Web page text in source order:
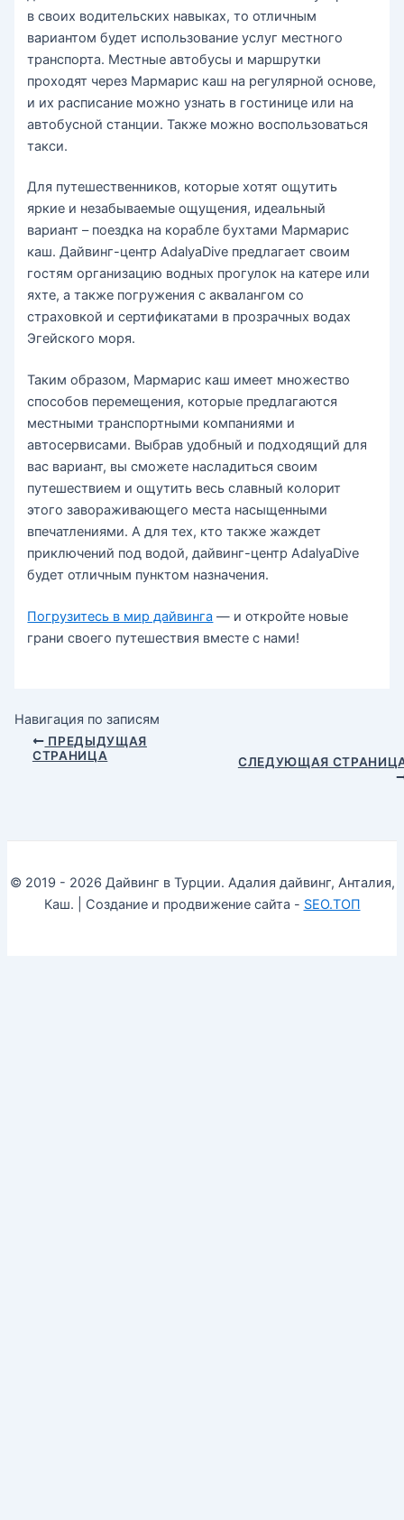
в своих водительских навыках, то отличным
вариантом будет использование услуг местного
транспорта. Местные автобусы и маршрутки
проходят через Мармарис каш на регулярной основе,
и их расписание можно узнать в гостинице или на
автобусной станции. Также можно воспользоваться
такси.
Для путешественников, которые хотят ощутить
яркие и незабываемые ощущения, идеальный
вариант – поездка на корабле бухтами Мармарис
каш. Дайвинг-центр AdalyaDive предлагает своим
гостям организацию водных прогулок на катере или
яхте, а также погружения с аквалангом со
страховкой и сертификатами в прозрачных водах
Эгейского моря.
Таким образом, Мармарис каш имеет множество
способов перемещения, которые предлагаются
местными транспортными компаниями и
автосервисами. Выбрав удобный и подходящий для
вас вариант, вы сможете насладиться своим
путешествием и ощутить весь славный колорит
этого завораживающего места насыщенными
впечатлениями. А для тех, кто также жаждет
приключений под водой, дайвинг-центр AdalyaDive
будет отличным пунктом назначения.
Погрузитесь в мир дайвинга — и откройте новые
грани своего путешествия вместе с нами!
Навигация по записям
ПРЕДЫДУЩАЯ
СТРАНИЦА
СЛЕДУЮЩАЯ
© 2019 - 2026 Дайвинг в Турции. Адалия дайвинг, Анталия,
Каш. | Создание и продвижение сайта - SEO.ТОП